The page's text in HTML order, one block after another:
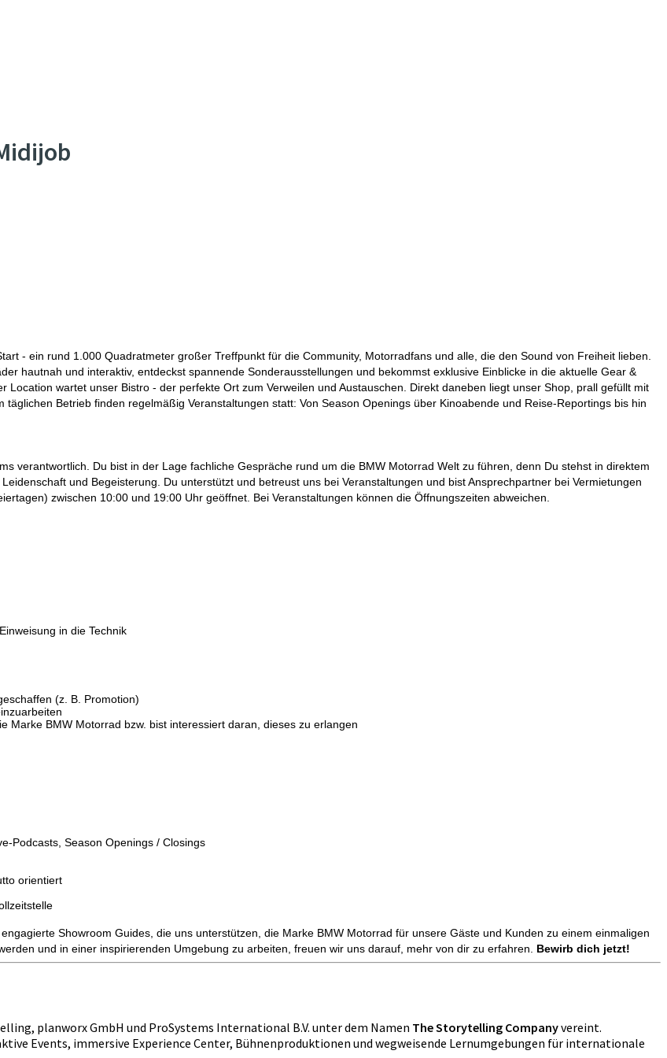
- ein rund 1.000 Quadratmeter großer Treffpunkt für die Community, Motorradfans und alle, die den Sound von Freiheit lieben.
hautnah und interaktiv, entdeckst spannende Sonderausstellungen und bekommst exklusive Einblicke in die aktuelle Gear &
wartet unser Bistro - der perfekte Ort zum Verweilen und Austauschen. Direkt daneben liegt unser Shop, prall gefüllt mit
Betrieb finden regelmäßig Veranstaltungen statt: Von Season Openings über Kinoabende und Reise-Reportings bis hin
verantwortlich. Du bist in der Lage fachliche Gespräche rund um die BMW Motorrad Welt zu führen, denn Du stehst in direktem
und Begeisterung. Du unterstützt und betreust uns bei Veranstaltungen und bist Ansprechpartner bei Vermietungen
zwischen 10:00 und 19:00 Uhr geöffnet. Bei Veranstaltungen können die Öffnungszeiten abweichen.
in die Technik
(z. B. Promotion)
Marke BMW Motorrad bzw. bist interessiert daran, dieses zu erlangen
Podcasts, Season Openings / Closings
orientiert
Showroom Guides, die uns unterstützen, die Marke BMW Motorrad für unsere Gäste und Kunden zu einem einmaligen
und in einer inspirierenden Umgebung zu arbeiten, freuen wir uns darauf, mehr von dir zu erfahren. Bewirb dich jetzt!
planworx GmbH und ProSystems International B.V. unter dem Namen The Storytelling Companyvereint.
Events, immersive Experience Center, Bühnenproduktionen und wegweisende Lernumgebungen für internationale